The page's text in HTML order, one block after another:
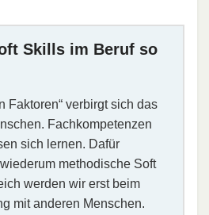
Skills im Beruf so
Faktoren“ verbirgt sich das
Fachkompetenzen
sich lernen. Dafür
methodische Soft
werden wir erst beim
mit anderen Menschen.